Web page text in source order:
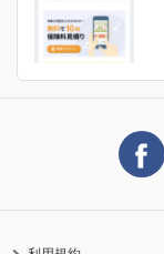
ご契約の流れと必
保険料の支払い方
生命保険料控除
ライフネット生命
ライフネット生命